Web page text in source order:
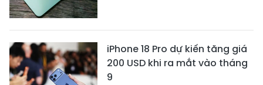
iPhone 18 Pro dự kiến tăng giá
200 USD khi ra mắt vào tháng
9